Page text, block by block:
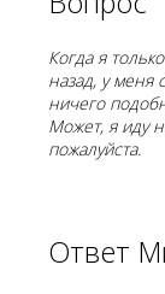
Когда я
назад, у меня
ничего
Может, я иду
пожалуйста.
Ответ